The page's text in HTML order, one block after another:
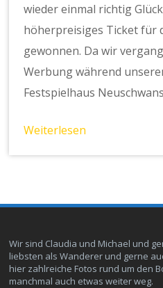
wieder einmal richtig
höherpreisiges Ticket für
gewonnen. Da wir
Werbung während
Festspielhaus
Weiterlesen
Wir sind Claudia und Michael und
liebsten als Wanderer und gerne
hier zahlreiche Fotos rund um den
manchmal auch etwas weiter weg.